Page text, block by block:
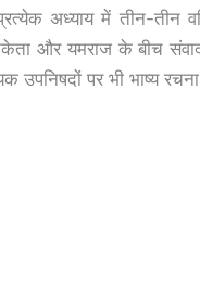
अध्याय में तीन-तीन
और यमराज के बीच
उपनिषदों पर भी भाष्य